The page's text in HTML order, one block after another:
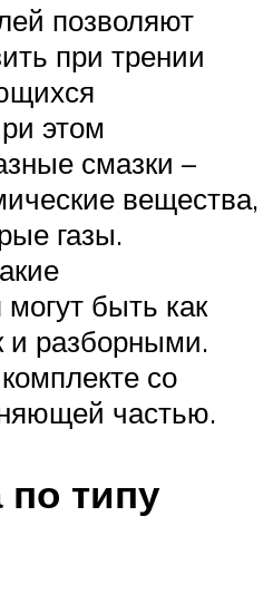
позволяют
при трении
этом
смазки –
вещества,
газы.
быть как
и разборными.
со
частью.
по типу